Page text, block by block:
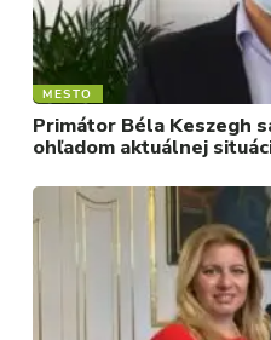
MESTO
Primátor Béla Keszegh
ohľadom aktuálnej